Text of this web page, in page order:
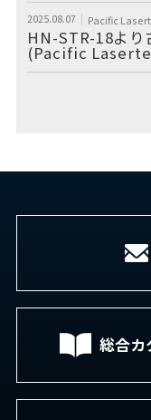
2025.08.07 Pacific
HN-STR-18よ
(Pacific
総合カ